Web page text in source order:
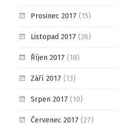
Prosinec 2017 (15)
Listopad 2017 (26)
Říjen 2017 (18)
Září 2017 (13)
Srpen 2017 (10)
Červenec 2017 (27)